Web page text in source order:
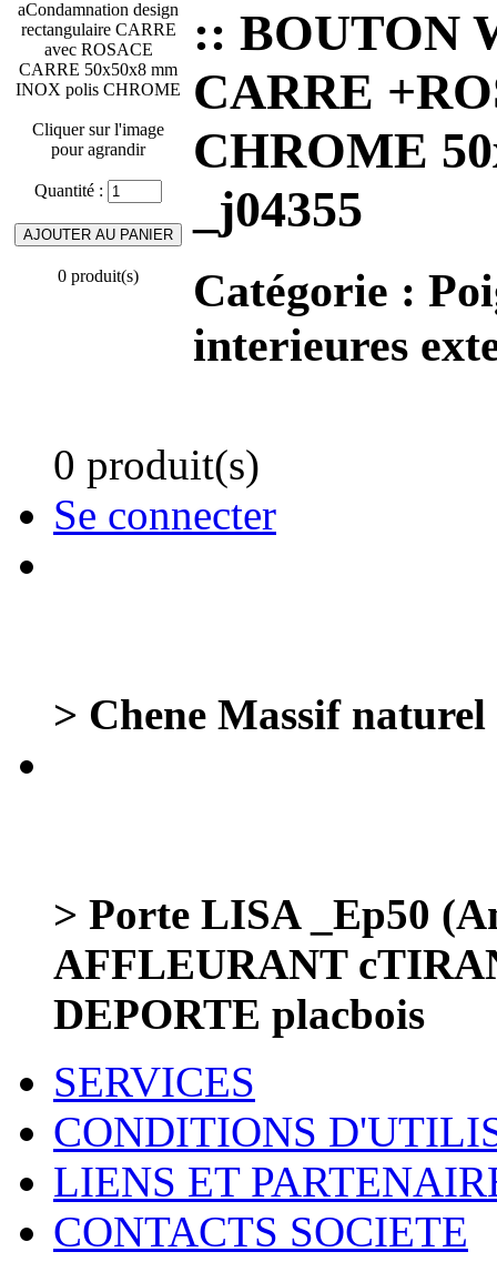
Cliquer sur l'image
pour agrandir
Quantité :
0 produit(s)
:: BOUTON
CARRE
CHROME
_j04355
Catégorie :
interieures
0 produit(s)
Se connecter
> Chene Massif
> Porte LISA _Ep50
AFFLEURANT
DEPORTE placbois
SERVICES
CONDITIONS
LIENS ET
CONTACTS SOCIETE